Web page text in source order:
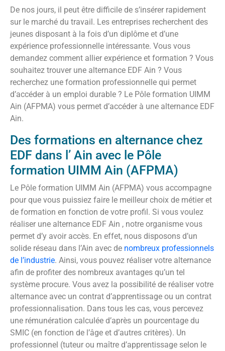
De nos jours, il peut être difficile de s’insérer rapidement
sur le marché du travail. Les entreprises recherchent des
jeunes disposant à la fois d’un diplôme et d’une
expérience professionnelle intéressante. Vous vous
demandez comment allier expérience et formation ? Vous
souhaitez trouver une alternance EDF Ain ? Vous
recherchez une formation professionnelle qui permet
d’accéder à un emploi durable ? Le Pôle formation UIMM
Ain (AFPMA) vous permet d’accéder à une alternance EDF
Ain.
Des formations en alternance chez
EDF dans l’ Ain avec le Pôle
formation UIMM Ain (AFPMA)
Le Pôle formation UIMM Ain (AFPMA) vous accompagne
pour que vous puissiez faire le meilleur choix de métier et
de formation en fonction de votre profil. Si vous voulez
réaliser une alternance EDF Ain , notre organisme vous
permet d’y avoir accès. En effet, nous disposons d’un
solide réseau dans l’Ain avec de nombreux professionnels
de l’industrie. Ainsi, vous pouvez réaliser votre alternance
afin de profiter des nombreux avantages qu’un tel
système procure. Vous avez la possibilité de réaliser votre
alternance avec un contrat d’apprentissage ou un contrat
professionnalisation. Dans tous les cas, vous percevez
une rémunération calculée d’après un pourcentage du
SMIC (en fonction de l’âge et d’autres critères). Un
professionnel (tuteur ou maître d’apprentissage selon le